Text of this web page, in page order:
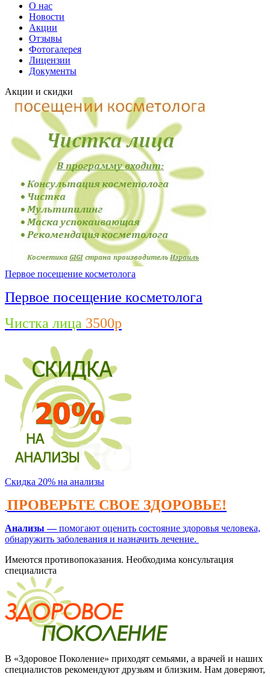
О нас
Новости
Акции
Отзывы
Фотогалерея
Лицензии
Документы
Акции и скидки
Первое посещение косметолога
Первое посещение косметолога
Чистка лица 3500р
Скидка 20% на анализы
ПРОВЕРЬТЕ СВОЕ ЗДОРОВЬЕ!
Анализы —помогают оценить состояние здоровья человека,
обнаружить заболевания и назначить лечение.
Имеются противопоказания. Необходима консультация
специалиста
В «Здоровое Поколение» приходят семьями, а врачей и наших
специалистов рекомендуют друзьям и близким. Нам доверяют,